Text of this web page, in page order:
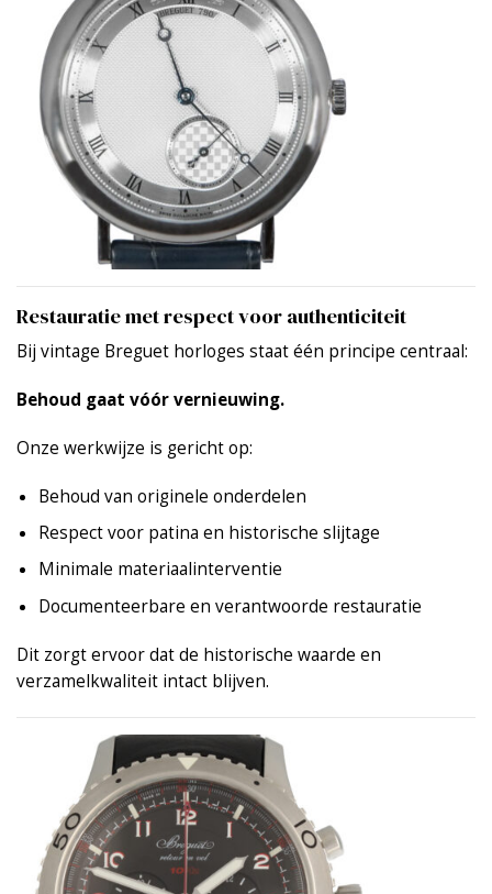
Restauratie met respect voor authenticiteit
Bij vintage Breguet horloges staat één principe centraal:
Behoud gaat vóór vernieuwing.
Onze werkwijze is gericht op:
Behoud van originele onderdelen
Respect voor patina en historische slijtage
Minimale materiaalinterventie
Documenteerbare en verantwoorde restauratie
Dit zorgt ervoor dat de historische waarde en
verzamelkwaliteit intact blijven.